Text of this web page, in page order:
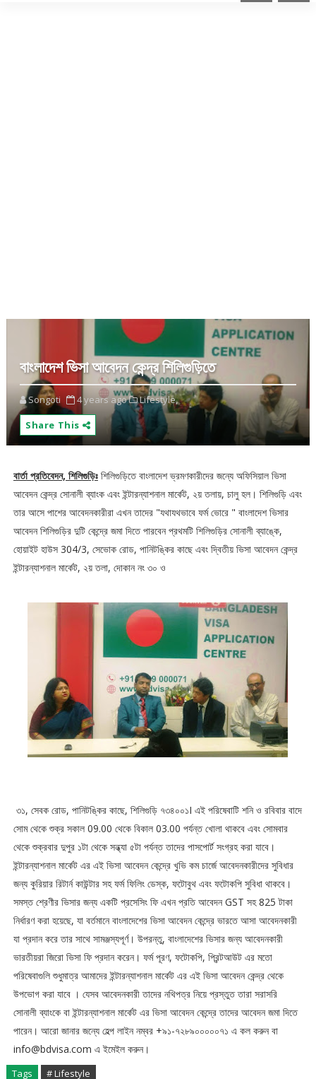
বাংলাদেশ ভিসা আবেদন কেন্দ্র শিলিগুড়িতে
Songoti 4 years ago
Lifestyle,
Share This
বার্তা প্রতিবেদন, শিলিগুড়িঃশিলিগুড়িতে বাংলাদেশ ভ্রমণকারীদের জন্যে অফিসিয়াল ভিসা
আবেদন কেন্দ্র সোনালী ব্যাংক এবং ইন্টারন্যাশনাল মার্কেট, ২য় তলায়, চালু হল। শিলিগুড়ি এবং
তার আসে পাশের আবেদনকারীরা এখন তাদের "যথাযথভাবে ফর্ম ভোরে " বাংলাদেশ ভিসার
আবেদন শিলিগুড়ির দুটি কেন্দ্রে জমা দিতে পারবেন প্রথমটি শিলিগুড়ির সোনালী ব্যাঙ্কে,
হোয়াইট হাউস 304/3, সেভোক রোড, পানিটঙ্কির কাছে এবং দ্বিতীয় ভিসা আবেদন কেন্দ্র
ইন্টারন্যাশনাল মার্কেট, ২য় তলা, দোকান নং ৩০ ও
৩১, সেবক রোড, পানিটঙ্কির কাছে, শিলিগুড়ি ৭৩৪০০১I এই পরিষেবাটি শনি ও রবিবার বাদে
সোম থেকে শুক্র সকাল 09.00 থেকে বিকাল 03.00 পর্যন্ত খোলা থাকবে এবং সোমবার
থেকে শুক্রবার দুপুর ১টা থেকে সন্ধ্যা ৫টা পর্যন্ত তাদের পাসপোর্ট সংগ্রহ করা যাবে।
ইন্টারন্যাশনাল মার্কেট এর এই ভিসা আবেদন কেন্দ্রে খুভি কম চার্জে আবেদনকারীদের সুবিধার
জন্য কুরিয়ার রিটার্ন কাউন্টার সহ ফর্ম ফিলিং ডেস্ক, ফটোবুথ এবং ফটোকপি সুবিধা থাকবে।
সমস্ত শ্রেণীর ভিসার জন্য একটি প্রসেসিং ফি এখন প্রতি আবেদন GST সহ 825 টাকা
নির্ধারণ করা হয়েছে, যা বর্তমানে বাংলাদেশের ভিসা আবেদন কেন্দ্রে ভারতে আসা আবেদনকারী
যা প্রদান করে তার সাথে সামঞ্জস্যপূর্ণ। উপরন্তু, বাংলাদেশের ভিসার জন্য আবেদনকারী
ভারতীয়রা জিরো ভিসা ফি প্রদান করেন। ফর্ম পূরণ, ফটোকপি, প্রিন্টআউট এর মতো
পরিষেবাগুলি শুধুমাত্র আমাদের ইন্টারন্যাশনাল মার্কেট এর এই ভিসা আবেদন কেন্দ্র থেকে
উপভোগ করা যাবে । যেসব আবেদনকারী তাদের নথিপত্র নিয়ে প্রস্তুত তারা সরাসরি
সোনালী ব্যাংকে বা ইন্টারন্যাশনাল মার্কেট এর ভিসা আবেদন কেন্দ্রে তাদের আবেদন জমা দিতে
পারেন। আরো জানার জন্যে হেল্প লাইন নম্বর +৯১-৭২৮৯০০০০০৭১ এ কল করুন বা
info@bdvisa.com এ ইমেইল করুন।
Tags # Lifestyle